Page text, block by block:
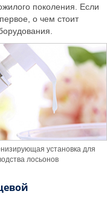
поколения. Если
о чем стоит
установка для
лосьонов